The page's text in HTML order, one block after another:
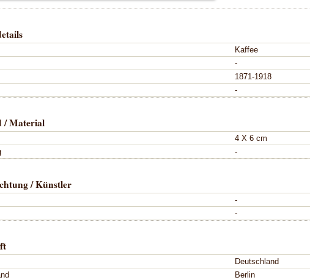
Kaffee
-
1871-1918
-
/ Material
4 X 6 cm
-
/ Künstler
-
-
Deutschland
Berlin